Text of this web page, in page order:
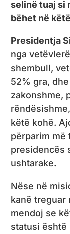
selinë tuaj si
bëhet në
Presidentja
nga
shembull,
52% gra,
zakonshme,
këtë kohë.
përparim
presidencës
ushtarake.
Nëse në
kanë treguar
mendoj se
statusi është